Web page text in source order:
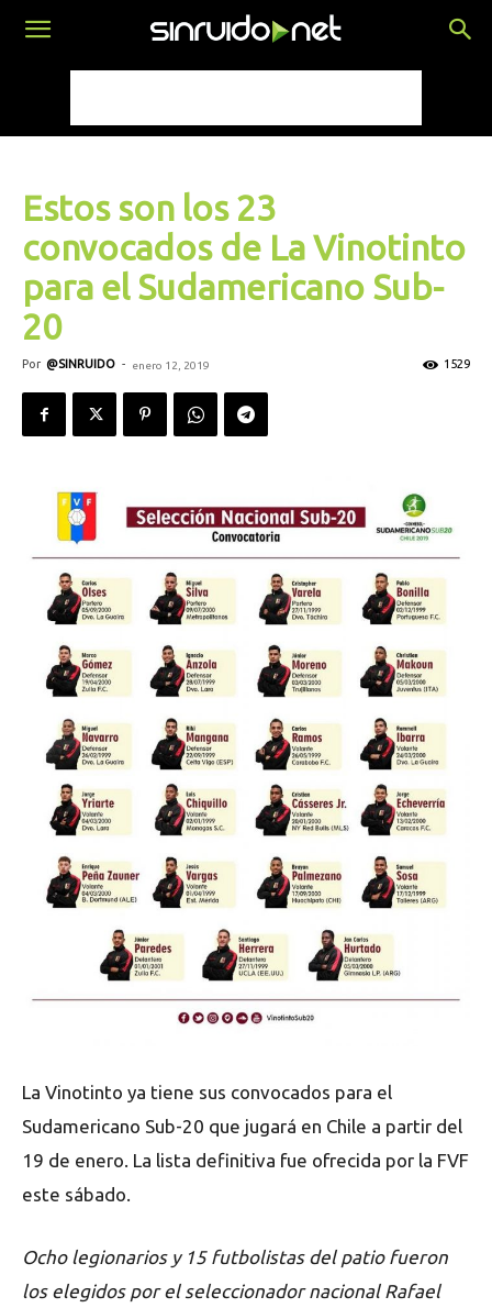
Estos son los 23
convocados de La Vinotinto
para el Sudamericano Sub-
20
Por @SINRUIDO - enero 12, 2019 1529
La Vinotinto ya tiene sus convocados para el
Sudamericano Sub-20 que jugará en Chile a partir del
19 de enero. La lista definitiva fue ofrecida por la FVF
este sábado.
Ocho legionarios y 15 futbolistas del patio fueron
los elegidos por el seleccionador nacional Rafael